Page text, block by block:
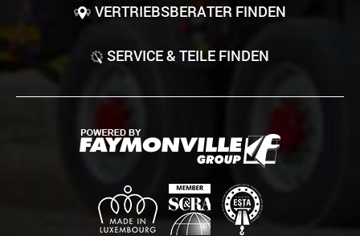
VERTRIEBSBERATER FINDEN
SERVICE & TEILE FINDEN